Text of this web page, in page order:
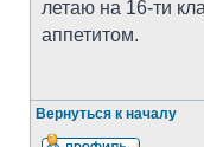
летаю на 16-ти
аппетитом.
Вернуться к началу